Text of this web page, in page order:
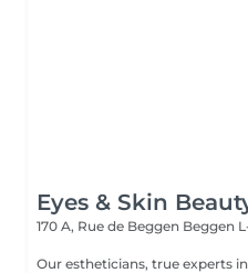
Eyes & Skin
170 A, Rue de Beggen Beggen
Our estheticians, true experts